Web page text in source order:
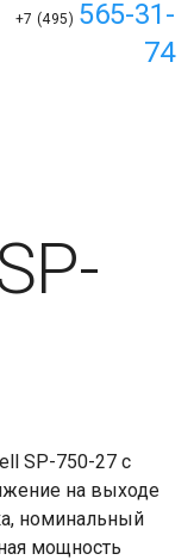
+7 (495) 565-31-
74
SP-750-27 с
на выходе
номинальный
мощность